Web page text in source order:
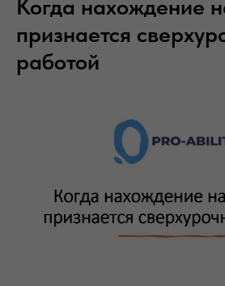
Когда нахождение
признается
работой